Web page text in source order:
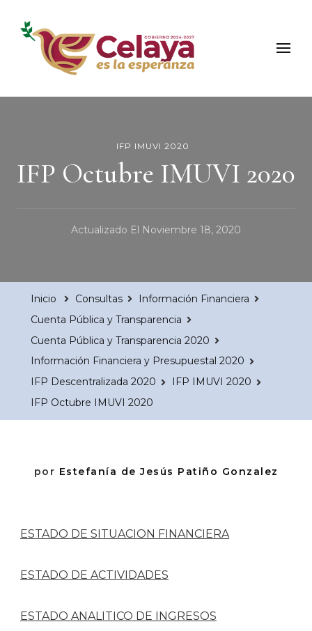
Municipio de Celaya
Portal Oficial del Municipio de Celaya
IFP IMUVI 2020
IFP Octubre IMUVI 2020
Actualizado El Noviembre 18, 2020
Inicio Consultas
Información Financiera
Cuenta Pública y Transparencia
Cuenta Pública y Transparencia 2020
Información Financiera y Presupuestal 2020
IFP Descentralizada 2020
IFP IMUVI 2020
IFP Octubre IMUVI 2020
por Estefanía de Jesús Patiño Gonzalez
ESTADO DE SITUACION FINANCIERA
ESTADO DE ACTIVIDADES
ESTADO ANALITICO DE INGRESOS